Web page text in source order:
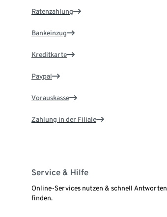
Ratenzahlung
Bankeinzug
Kreditkarte
Paypal
Vorauskasse
Zahlung in der Filiale
Service & Hilfe
Online-Services nutzen & schnell Antworten
finden.